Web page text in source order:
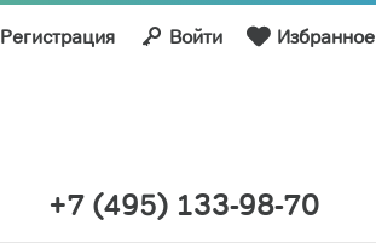
Регистрация Войти Избранное
+7 (495) 133-98-70